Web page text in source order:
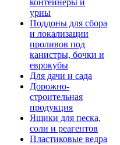
контейнеры и
урны
Поддоны для сбора
и локализации
проливов под
канистры, бочки и
еврокубы
Для дачи и сада
Дорожно-
строительная
продукция
Ящики для песка,
соли и реагентов
Пластиковые ведра